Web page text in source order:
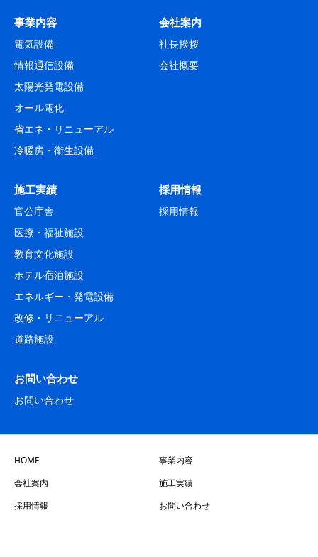
事業内容
電気設備
情報通信設備
太陽光発電設備
オール電化
省エネ・リニューアル
冷暖房・衛生設備
会社案内
社長挨拶
会社概要
施工実績
官公庁舎
医療・福祉施設
教育文化施設
ホテル宿泊施設
エネルギー・発電設備
改修・リニューアル
道路施設
採用情報
採用情報
お問い合わせ
お問い合わせ
HOME
事業内容
会社案内
施工実績
採用情報
お問い合わせ